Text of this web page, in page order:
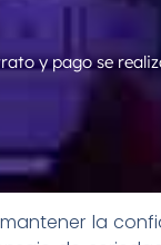
y pago se
la